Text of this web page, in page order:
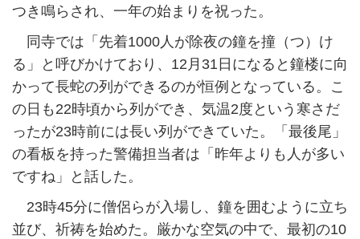
つき鳴らされ、一年の始まりを祝った。
同寺では「先着1000人が除夜の鐘を撞（つ）け
る」と呼びかけており、12月31日になると鐘楼に向
かって長蛇の列ができるのが恒例となっている。こ
の日も22時頃から列ができ、気温2度という寒さだ
ったが23時前には長い列ができていた。「最後尾」
の看板を持った警備担当者は「昨年よりも人が多い
ですね」と話した。
23時45分に僧侶らが入場し、鐘を囲むように立ち
並び、祈祷を始めた。厳かな空気の中で、最初の10